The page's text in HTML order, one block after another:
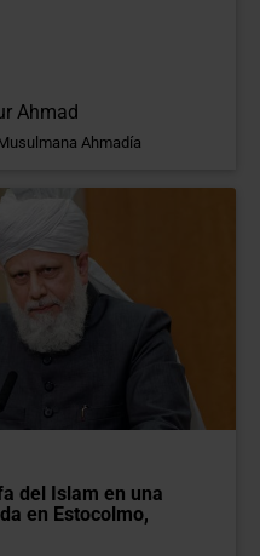
Ahmad
Ahmadía
del Islam en una
en Estocolmo,